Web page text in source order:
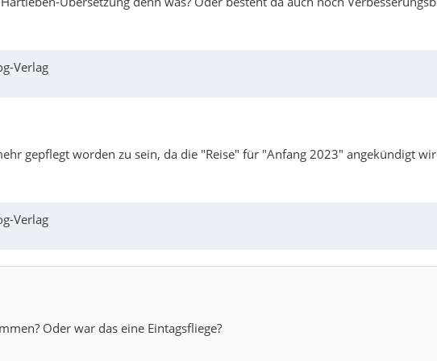
Verlag
gepflegt worden zu sein, da die "Reise" für "Anfang 2023" angekündigt
Verlag
Oder war das eine Eintagsfliege?